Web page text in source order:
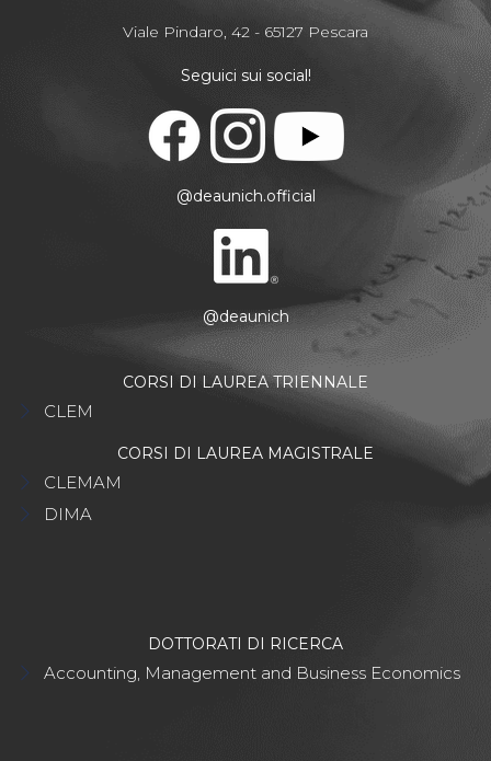
Viale Pindaro, 42 - 65127 Pescara
Seguici sui social!
@deaunich.official
@deaunich
CORSI DI LAUREA TRIENNALE
CLEM
CORSI DI LAUREA MAGISTRALE
CLEMAM
DIMA
DOTTORATI DI RICERCA
Accounting, Management and Business Economics